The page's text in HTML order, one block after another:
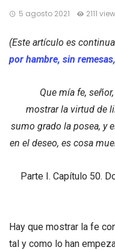
5 agosto 2021 2111
(Este artículo es
por hambre, sin
Que mía fe,
mostrar la virtud de
sumo grado la posea, y
en el deseo, es cosa
Parte I. Capítulo 50.
Hay que mostrar la fe
tal y como lo han